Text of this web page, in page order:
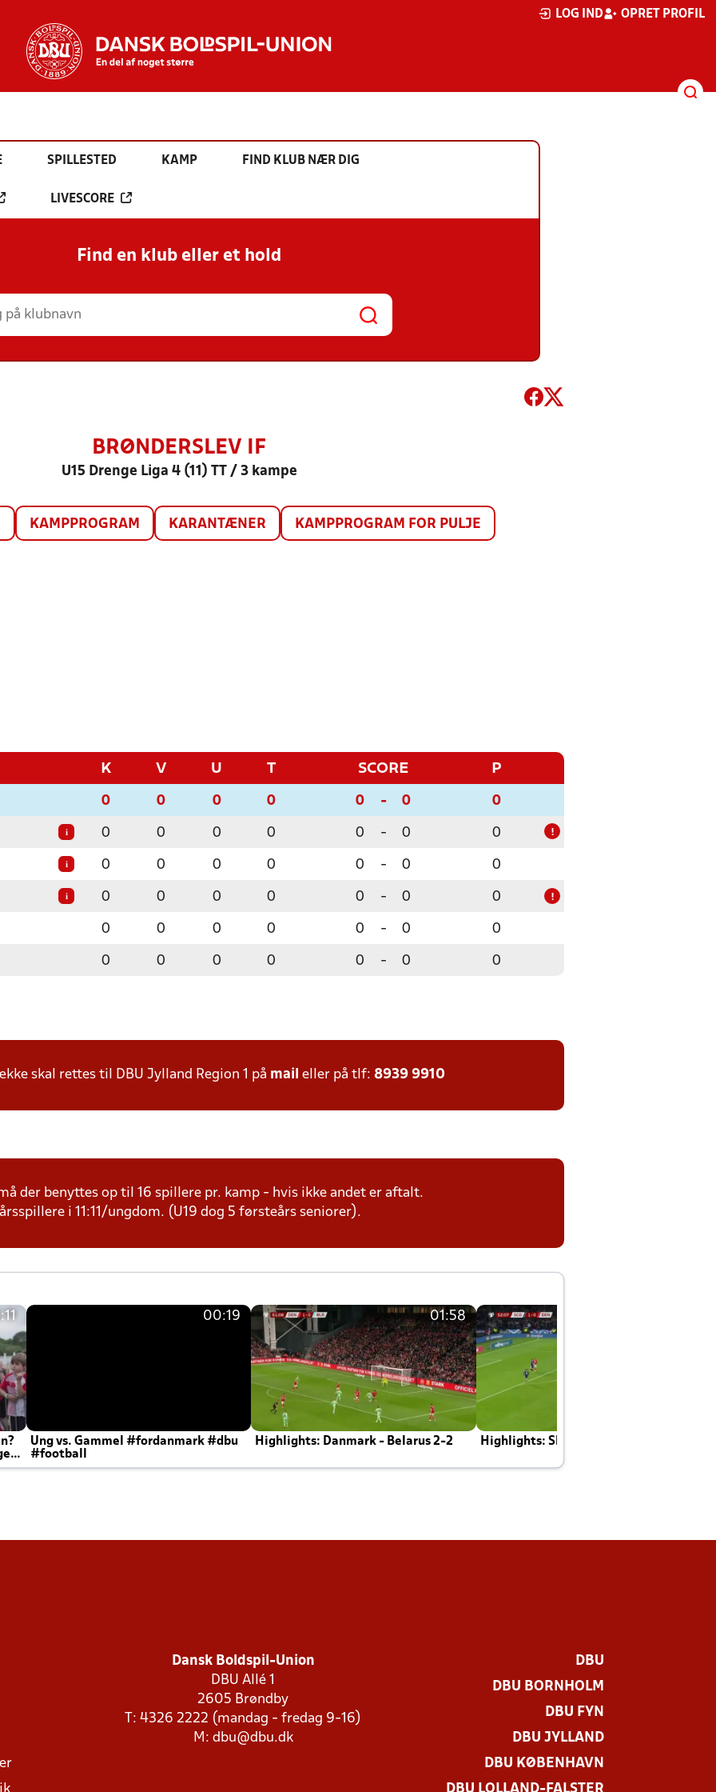
LOG IND OPRET PROFIL
SPILLESTED KAMP FIND KLUB NÆR DIG
LIVESCORE
Find en klub eller et hold
BRØNDERSLEV IF
U15 Drenge Liga 4 (11) TT / 3 kampe
KAMPPROGRAM KARANTÆNER KAMPPROGRAM FOR PULJE
K V U T SCORE P
0 0 0 0 0 - 0 0
i 0 0 0 0 0 - 0 0 !
i 0 0 0 0 0 - 0 0
i 0 0 0 0 0 - 0 0 !
0 0 0 0 0 - 0 0
0 0 0 0 0 - 0 0
skal rettes til DBU Jylland Region 1 på mail eller på tlf: 8939 9910
der benyttes op til 16 spillere pr. kamp - hvis ikke andet er aftalt.
i 11:11/ungdom. (U19 dog 5 førsteårs seniorer).
00:19
Ung vs. Gammel #fordanmark #dbu
#football
01:58
Highlights: Danmark - Belarus 2-2 Highlights: Skotland - Danmark 4-2
Dansk Boldspil-Union
DBU Allé 1
2605 Brøndby
T: 4326 2222 (mandag - fredag 9-16)
M: dbu@dbu.dk
DBU
DBU BORNHOLM
DBU FYN
DBU JYLLAND
DBU KØBENHAVN